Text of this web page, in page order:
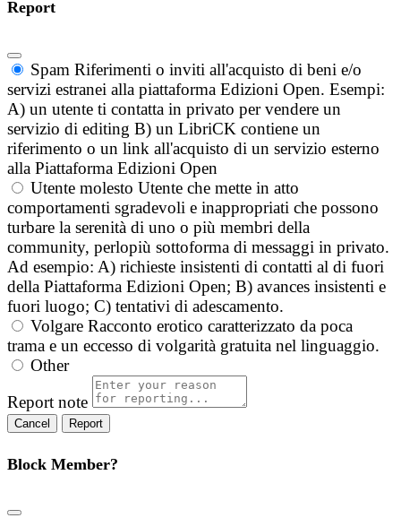
Report
Spam Riferimenti o inviti all'acquisto di beni e/o
servizi estranei alla piattaforma Edizioni Open. Esempi:
A) un utente ti contatta in privato per vendere un
servizio di editing B) un LibriCK contiene un
riferimento o un link all'acquisto di un servizio esterno
alla Piattaforma Edizioni Open
Utente molesto Utente che mette in atto
comportamenti sgradevoli e inappropriati che possono
turbare la serenità di uno o più membri della
community, perlopiù sottoforma di messaggi in privato.
Ad esempio: A) richieste insistenti di contatti al di fuori
della Piattaforma Edizioni Open; B) avances insistenti e
fuori luogo; C) tentativi di adescamento.
Volgare Racconto erotico caratterizzato da poca
trama e un eccesso di volgarità gratuita nel linguaggio.
Other
Report note
Report
Block Member?